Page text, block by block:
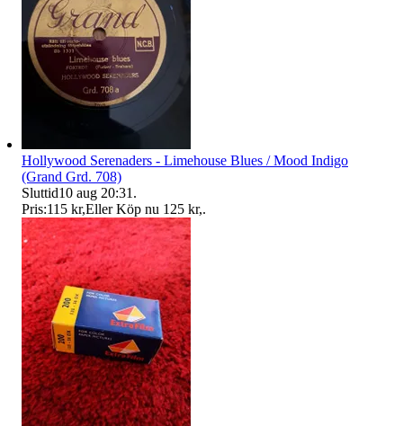
Hollywood Serenaders - Limehouse Blues / Mood Indigo
(Grand Grd. 708)
Sluttid10 aug 20:31 .
Pris:115 kr,Eller Köp nu 125 kr,.